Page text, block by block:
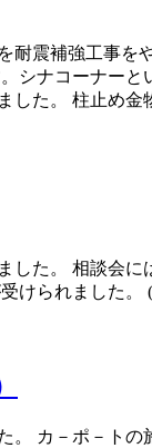
耐震補強工事を
シナコーナー
した。 柱止め
した。 相談会
けられました。
。 カ－ポ－ト